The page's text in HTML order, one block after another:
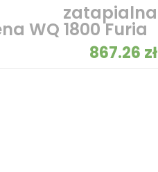
zatapialna
WQ 1800 Furia
867.26 zł